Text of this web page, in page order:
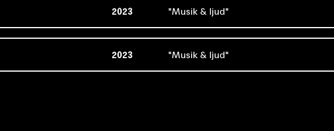
2023 Musik & ljud
2023 Musik & ljud